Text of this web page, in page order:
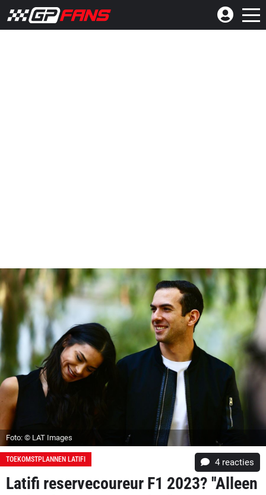
Foto: © LAT Images
TOEKOMSTPLANNEN LATIFI 4 reacties
Latifi reservecoureur F1 2023? ''Alleen